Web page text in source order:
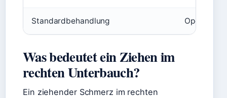
Standardbehandlung Operation
Was bedeutet ein Ziehen im
rechten Unterbauch?
Ein ziehender Schmerz im rechten